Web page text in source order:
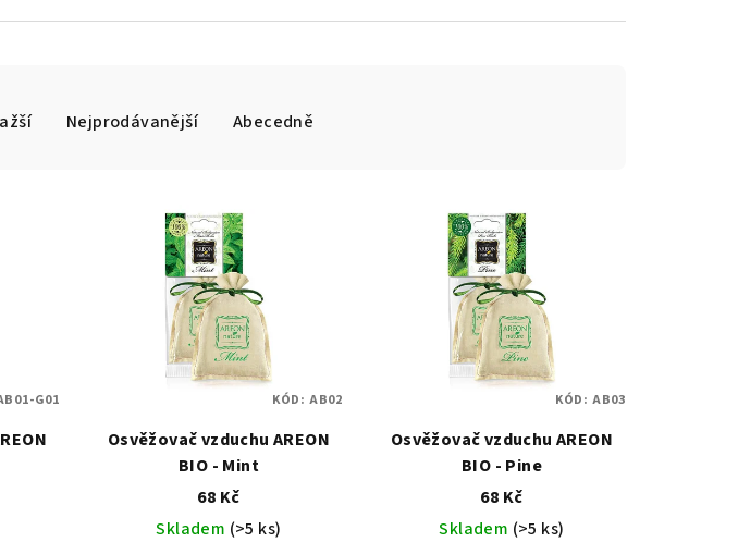
Nejprodávanější Abecedně
G01
Osvěžovač vzduchu AREON
BIO - Mint
68 Kč
Skladem (>5 ks)
KÓD: AB02
Osvěžovač vzduchu AREON
BIO - Pine
68 Kč
Skladem (>5 ks)
KÓD: AB03